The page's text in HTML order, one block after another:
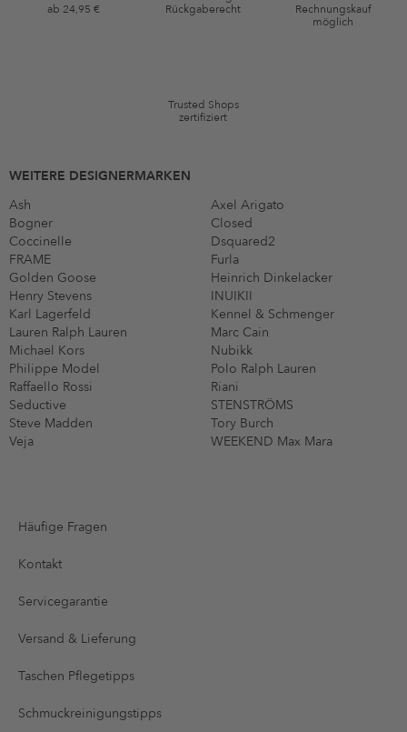
*Gutschein ab Anmeldung 60 Tage einmalig anwendbar. Nicht gültig auf
ab 24,95 €
Rückgaberecht
Rechnungskauf
möglich
Trusted Shops
zertifiziert
WEITERE DESIGNERMARKEN
Ash
Axel Arigato
Bogner
Closed
Coccinelle
Dsquared2
FRAME
Furla
Golden Goose
Heinrich Dinkelacker
Henry Stevens
INUIKII
Karl Lagerfeld
Kennel & Schmenger
Lauren Ralph Lauren
Marc Cain
Michael Kors
Nubikk
Philippe Model
Polo Ralph Lauren
Raffaello Rossi
Riani
Seductive
STENSTRÖMS
Steve Madden
Tory Burch
Veja
WEEKEND Max Mara
Häufige Fragen
Kontakt
Servicegarantie
Versand & Lieferung
Taschen Pflegetipps
Schmuckreinigungstipps